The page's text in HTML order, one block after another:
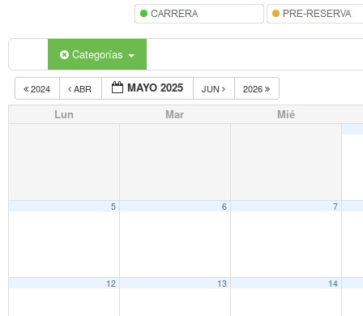
Categorías
2024 ABR MAYO 2025 JUN 2026
Lun Mar Mié
5 6 7
12 13 14